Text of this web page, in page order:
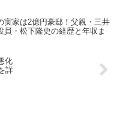
実家は2億円豪邸！父親・三井
員・松下隆史の経歴と年収ま
化
詳